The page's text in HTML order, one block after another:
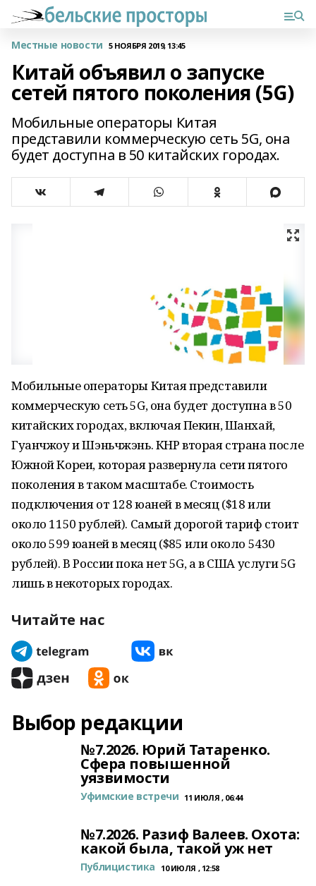
Местные новости 5 НОЯБРЯ 2019, 13:45
Китай объявил о запуске
сетей пятого поколения (5G)
Мобильные операторы Китая
представили коммерческую сеть 5G, она
будет доступна в 50 китайских городах.
Мобильные операторы Китая представили
коммерческую сеть 5G, она будет доступна в 50
китайских городах, включая Пекин, Шанхай,
Гуанчжоу и Шэньчжэнь. КНР вторая страна после
Южной Кореи, которая развернула сети пятого
поколения в таком масштабе. Стоимость
подключения от 128 юаней в месяц ($18 или
около 1150 рублей). Самый дорогой тариф стоит
около 599 юаней в месяц ($85 или около 5430
рублей). В России пока нет 5G, а в США услуги 5G
лишь в некоторых городах.
Читайте нас
Выбор редакции
№7.2026. Юрий Татаренко.
Сфера повышенной
уязвимости
Уфимские встречи 11 ИЮЛЯ , 06:44
№7.2026. Разиф Валеев. Охота:
какой была, такой уж нет
Публицистика 10 ИЮЛЯ , 12:58